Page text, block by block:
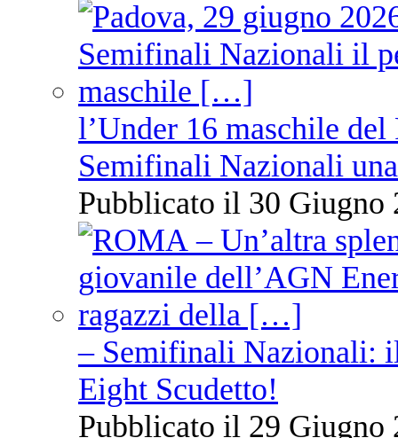
l’Under 16 maschile
Semifinali Nazionali
Pubblicato il 30 Giugno
– Semifinali Nazionali:
Eight Scudetto!
Pubblicato il 29 Giugno